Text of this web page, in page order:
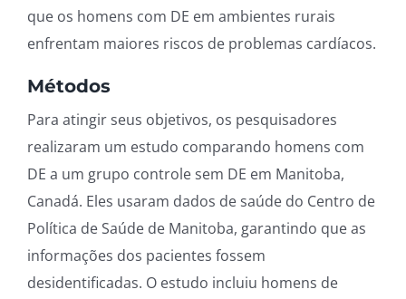
que os homens com DE em ambientes rurais
enfrentam maiores riscos de problemas cardíacos.
Métodos
Para atingir seus objetivos, os pesquisadores
realizaram um estudo comparando homens com
DE a um grupo controle sem DE em Manitoba,
Canadá. Eles usaram dados de saúde do Centro de
Política de Saúde de Manitoba, garantindo que as
informações dos pacientes fossem
desidentificadas. O estudo incluiu homens de